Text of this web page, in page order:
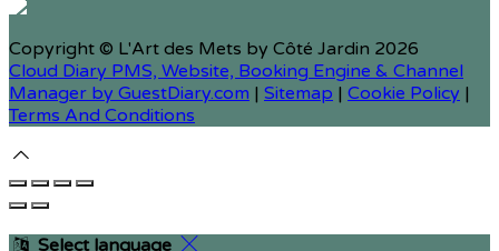
Copyright © L'Art des Mets by Côté Jardin 2026
Cloud Diary PMS, Website, Booking Engine & Channel
Manager by GuestDiary.com | Sitemap | Cookie Policy |
Terms And Conditions
Select language